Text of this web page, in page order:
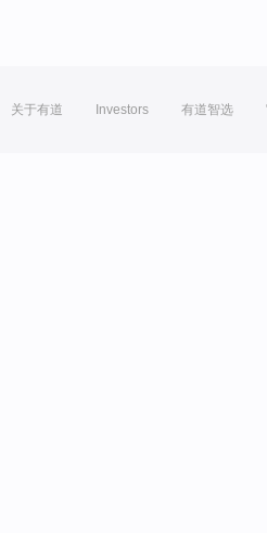
关于有道 Investors 有道智选